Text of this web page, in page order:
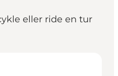
eller ride en tur